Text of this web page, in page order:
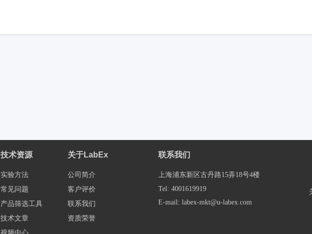
技术资源
实验方法
常见问题
产品筛选工具
技术文章
关于LabEx
公司简介
客户评价
联系我们
资质荣誉
联系我们
上海浦东新区古丹路15弄18号4楼
Tel: 4001619919
E-mail: labex-mkt@u-labex.com